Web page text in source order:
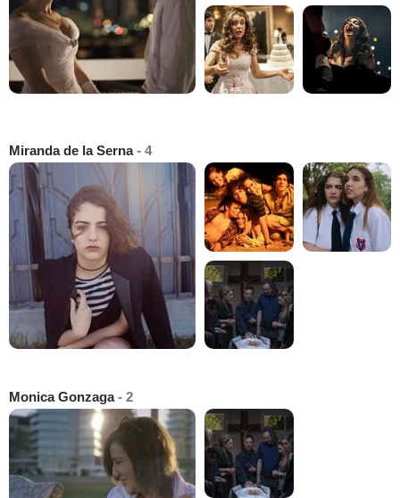
Miranda de la Serna- 4
Monica Gonzaga- 2